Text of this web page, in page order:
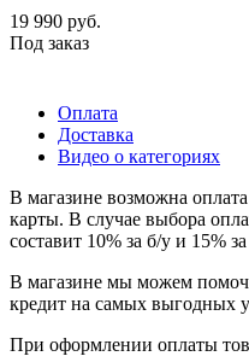
19 990 руб.
Под заказ
Оплата
Доставка
Видео о категориях
В магазине возможна
карты. В случае выбора
составит 10% за б/у и 15%
В магазине мы можем
кредит на самых выгодных
При оформлении оплаты